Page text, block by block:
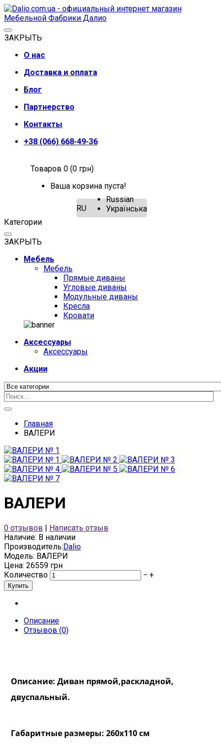
ЗАКРЫТЬ
О нас
Доставка и оплата
Блог
Партнерство
Контакты
+38 (066) 668-49-36
Товаров 0 (0 грн)
Ваша корзина пуста!
RU
Russian
Українська
Категории
ЗАКРЫТЬ
Мебель
Мебель
Прямые диваны
Угловые диваны
Модульные диваны
Кресла
Кровати
Аксессуары
Аксессуары
Акции
Главная
ВАЛЕРИ
ВАЛЕРИ
0 отзывов | Написать отзыв
Наличие: В наличии
Производитель:Dalio
Модель: ВАЛЕРИ
Цена: 26559 грн
Количество
− +
Описание
Отзывов (0)
Описание: Диван прямой,раскладной,
двуспальный.
Габаритные размеры: 260х110 см